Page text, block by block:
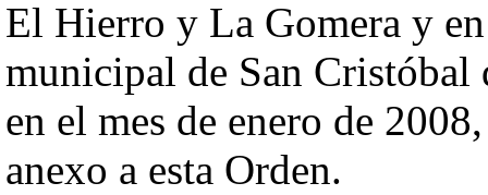
El Hierro y La Gomera y
municipal de San Cristóbal
en el mes de enero de
anexo a esta Orden.